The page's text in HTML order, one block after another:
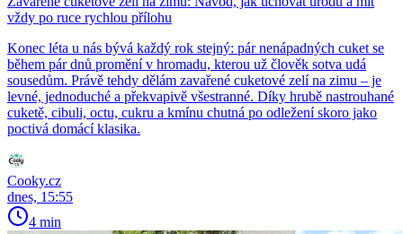
vždy po ruce rychlou přílohu
Konec léta u nás bývá každý rok stejný: pár nenápadných cuket se
během pár dnů promění v hromadu, kterou už člověk sotva udá
sousedům. Právě tehdy dělám zavařené cuketové zelí na zimu – je
levné, jednoduché a překvapivě všestranné. Díky hrubě nastrouhané
cuketě, cibuli, octu, cukru a kmínu chutná po odležení skoro jako
poctivá domácí klasika.
Cooky.cz
dnes, 15:55
4 min